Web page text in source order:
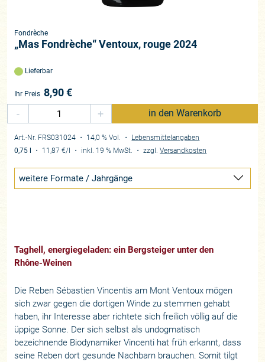
Fondrèche
„Mas Fondrèche“ Ventoux, rouge 2024
Lieferbar
Ihr Preis 8,90€
-
+ in den Warenkorb
Art.-Nr. FRS031024 ・ 14,0 % Vol. ・ Lebensmittelangaben
0,75 l
・ 11,87 €/l ・ inkl. 19 % MwSt. ・zzgl.Versandkosten
weitere Formate / Jahrgänge
Taghell, energiegeladen: ein Bergsteiger unter den
Rhône-Weinen
Die Reben Sébastien Vincentis am Mont Ventoux mögen
sich zwar gegen die dortigen Winde zu stemmen gehabt
haben, ihr Interesse aber richtete sich freilich völlig auf die
üppige Sonne. Der sich selbst als undogmatisch
bezeichnende Biodynamiker Vincenti hat früh erkannt, dass
seine Reben dort gesunde Nachbarn brauchen. Somit tilgt